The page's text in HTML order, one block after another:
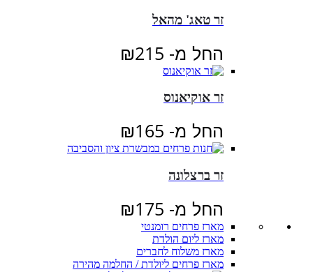
זר טאג' מהאל
החל מ- ₪215
זר אוקיאנוס
החל מ- ₪165
זר ברצלונה
החל מ- ₪175
מארז פרחים רומנטי
מארז ליום הולדת
מארז משלוח לחברים
מארז פרחים ליולדת / החלמה מהירה